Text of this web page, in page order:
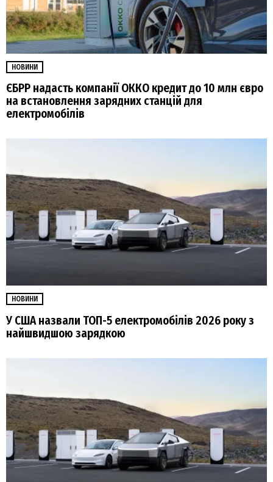
НОВИНИ
ЄБРР надасть компанії ОККО кредит до 10 млн євро
на встановлення зарядних станцій для
електромобілів
НОВИНИ
У США назвали ТОП-5 електромобілів 2026 року з
найшвидшою зарядкою